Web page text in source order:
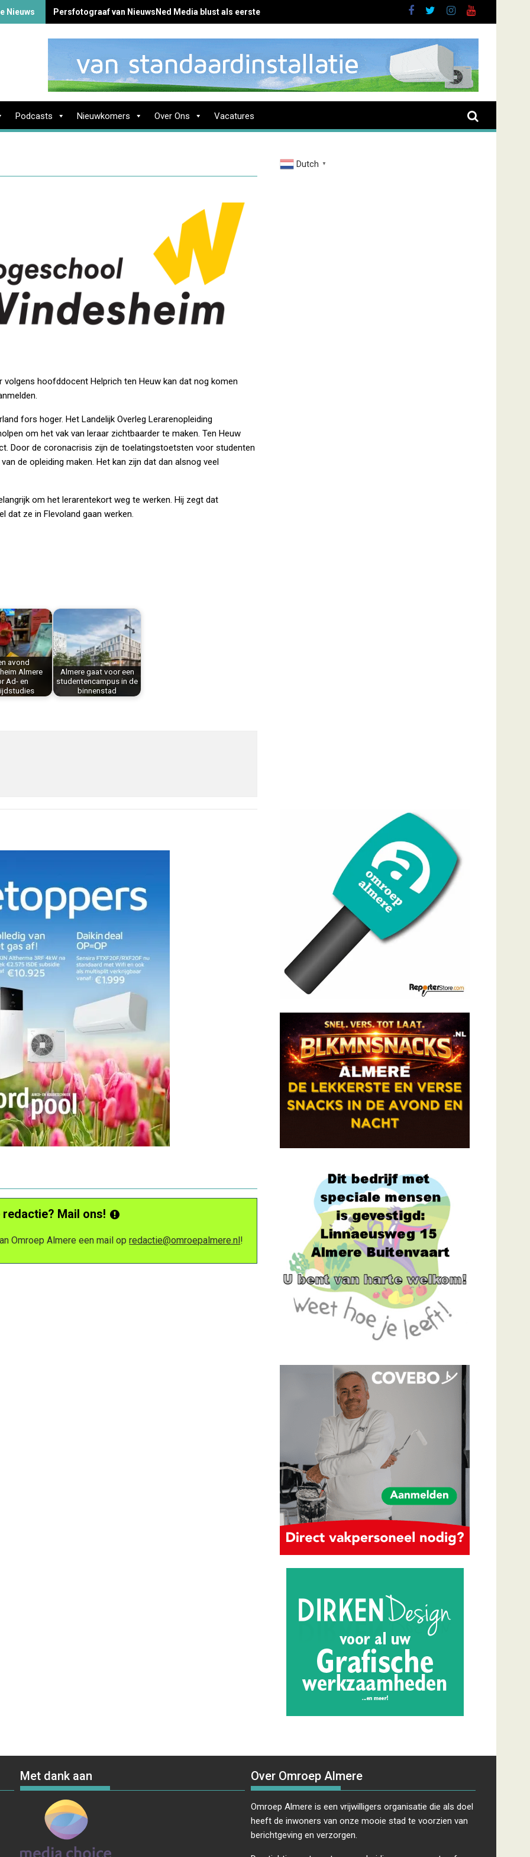
Nieuws Persfotograaf van NieuwsNed Media blust als eerste brand Zenderstraat
Podcasts Nieuwkomers Over Ons Vacatures
volgens hoofddocent Helprich ten Heuw kan dat nog komen
fors hoger. Het Landelijk Overleg Lerarenopleiding
om het vak van leraar zichtbaarder te maken. Ten Heuw
Door de coronacrisis zijn de toelatingstoetsten voor studenten
de opleiding maken. Het kan zijn dat dan alsnog veel
om het lerarentekort weg te werken. Hij zegt dat
dat ze in Flevoland gaan werken.
avond
Almere
Ad- en
Almere gaat voor een
studentencampus in de
binnenstad
Mail ons!
Omroep Almere een mail opredactie@omroepalmere.nl!
Dutch ▼
Met dank aan Over Omroep Almere
Omroep Almere is een vrijwilligers organisatie die als doel
heeft de inwoners van onze mooie stad te voorzien van
berichtgeving en verzorgen.